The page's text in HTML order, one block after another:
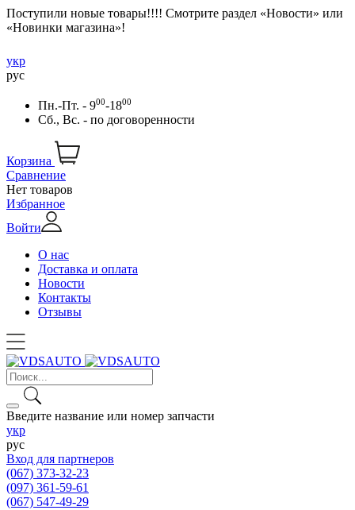
Поступили новые товары!!!! Смотрите раздел «Новости» или
«Новинки магазина»!
укр
рус
Пн.-Пт. - 900-1800
Сб., Вс. - по договоренности
Корзина
Сравнение
Нет товаров
Избранное
Войти
О нас
Доставка и оплата
Новости
Контакты
Отзывы
Введите название или номер запчасти
укр
рус
Вход для партнеров
(067) 373-32-23
(097) 361-59-61
(067) 547-49-29